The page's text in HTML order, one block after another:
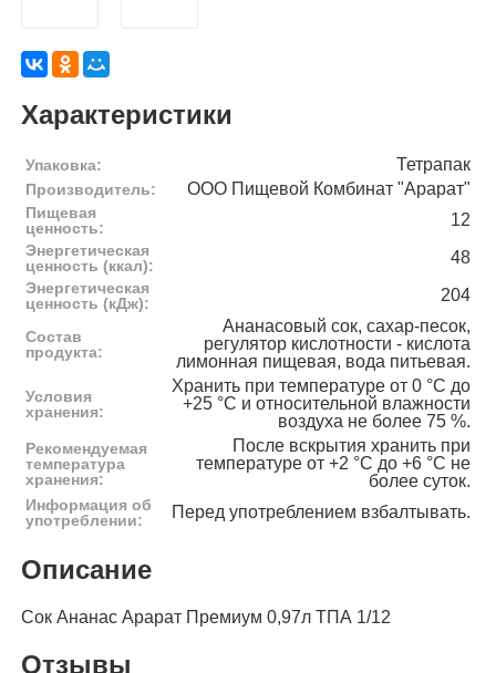
Характеристики
Упаковка: Тетрапак
Производитель: ООО Пищевой Комбинат "Арарат"
Пищевая
ценность:
12
Энергетическая
ценность (ккал):
48
Энергетическая
ценность (кДж):
204
Состав
продукта:
Ананасовый сок, сахар-песок,
регулятор кислотности - кислота
лимонная пищевая, вода питьевая.
Условия
хранения:
Хранить при температуре от 0 °C до
+25 °C и относительной влажности
воздуха не более 75 %.
Рекомендуемая
температура
хранения:
После вскрытия хранить при
температуре от +2 °C до +6 °C не
более суток.
Информация об
употреблении:
Перед употреблением взбалтывать.
Описание
Сок Ананас Арарат Премиум 0,97л ТПА 1/12
Отзывы